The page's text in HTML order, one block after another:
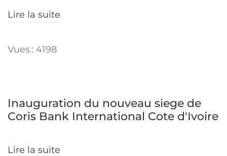
Lire la suite
Vues : 4198
Inauguration du nouveau siege de
Coris Bank International Cote d'Ivoire
Lire la suite